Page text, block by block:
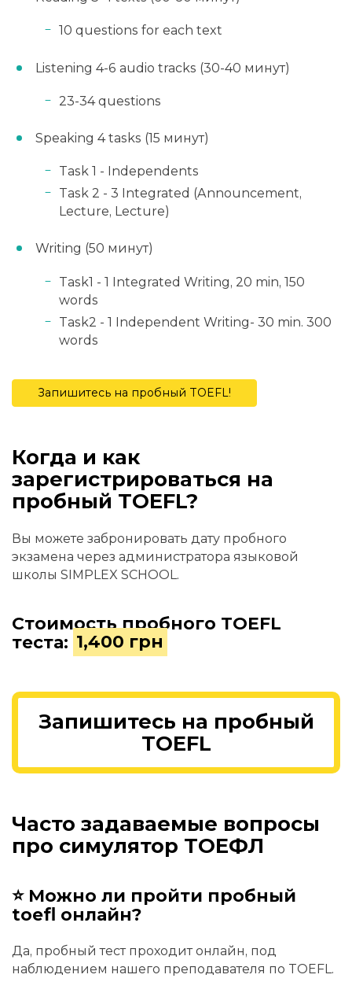
10 questions for each text
Listening 4-6 audio tracks (30-40 минут)
23-34 questions
Speaking 4 tasks (15 минут)
Task 1 - Independеnts
Task 2 - 3 Integrated (Announcement,
Lecture, Lecture)
Writing (50 минут)
Task1 - 1 Integrated Writing, 20 min, 150
words
Task2 - 1 Independent Writing- 30 min. 300
words
Запишитесь на пробный TOEFL!
Когда и как
зарегистрироваться на
пробный TOEFL?
Вы можете забронировать дату пробного
экзамена через администратора языковой
школы SIMPLEX SCHOOL.
Стоимость пробного TOEFL
теста: 1,400 грн
Запишитесь на пробный
TOEFL
Часто задаваемые вопросы
про симулятор ТОЕФЛ
⭐ Можно ли пройти пробный
toefl онлайн?
Да, пробный тест проходит онлайн, под
наблюдением нашего преподавателя по TOEFL.